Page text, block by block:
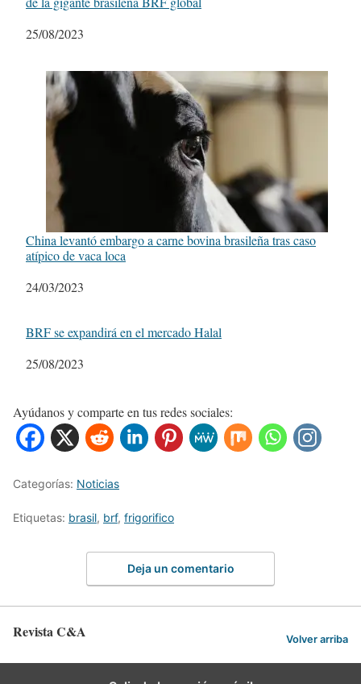
Fecha
25/08/2023
China levantó embargo a carne bovina brasileña tras caso
atípico de vaca loca
Fecha
24/03/2023
BRF se expandirá en el mercado Halal
Fecha
25/08/2023
Ayúdanos y comparte en tus redes sociales:
Categorías: Noticias
Etiquetas: brasil, brf, frigorifico
Deja un comentario
Revista C&A Volver arriba